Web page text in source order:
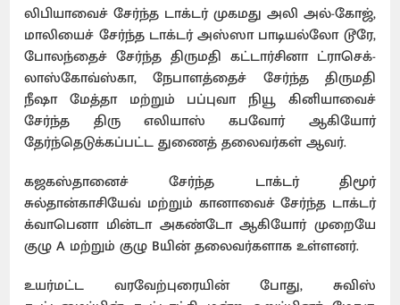
லிபியாவைச் சேர்ந்த டாக்டர் முகமது அலி அல்-கோஜ்,
மாலியைச் சேர்ந்த டாக்டர் அஸ்ஸா பாடியல்லோ டூரே,
போலந்தைச் சேர்ந்த திருமதி கட்டார்சினா ட்ராசெக்-
லாஸ்கோவ்ஸ்கா, நேபாளத்தைச் சேர்ந்த திருமதி
நீஷா மேத்தா மற்றும் பப்புவா நியூ கினியாவைச்
சேர்ந்த திரு எலியாஸ் கபவோர் ஆகியோர்
தேர்ந்தெடுக்கப்பட்ட துணைத் தலைவர்கள் ஆவர்.
கஜகஸ்தானைச் சேர்ந்த டாக்டர் திமூர்
சுல்தான்காசியேவ் மற்றும் கானாவைச் சேர்ந்த டாக்டர்
க்வாபெனா மின்டா அகண்டோ ஆகியோர் முறையே
குழு A மற்றும் குழு Bயின் தலைவர்களாக உள்ளனர்.
உயர்மட்ட வரவேற்புரையின் போது, ​​சுவிஸ்